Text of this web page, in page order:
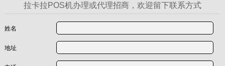
拉卡拉POS机办理或代理招商，欢迎留下联系方式
姓名
地址